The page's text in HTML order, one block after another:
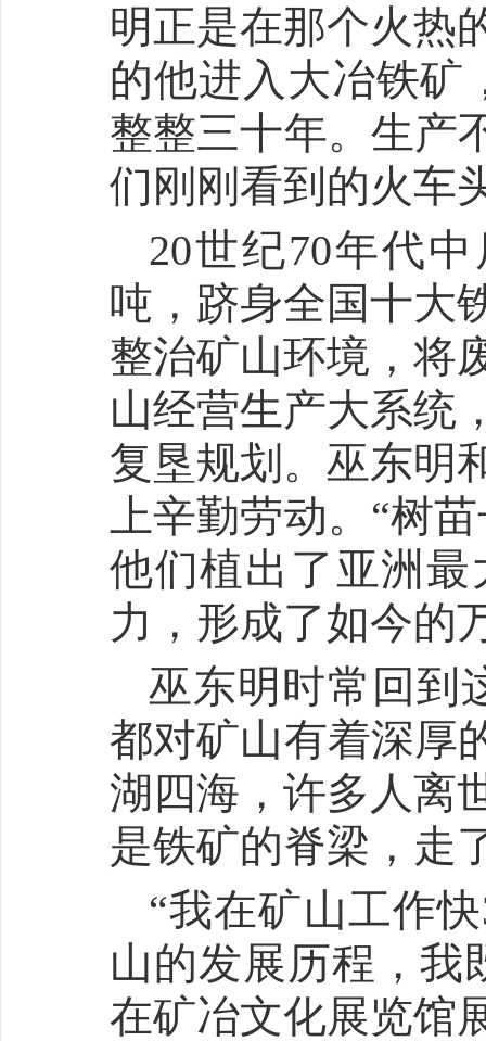
明正是在那个火热
的他进入大冶铁矿
整整三十年。生产
们刚刚看到的火车
20世纪70年代
吨，跻身全国十大
整治矿山环境，将
山经营生产大系统
复垦规划。巫东明
上辛勤劳动。“树
他们植出了亚洲
力，形成了如今的
巫东明时常回到
都对矿山有着深厚
湖四海，许多人离
是铁矿的脊梁，走
“我在矿山工作
山的发展历程，我
在矿冶文化展览馆